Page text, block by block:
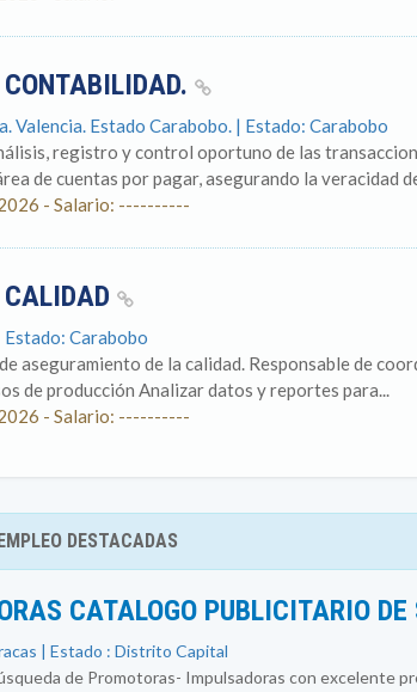
Valencia. Estado Carabobo. | Estado: Carabobo
registro y control oportuno de las
de cuentas por pagar, asegurando la veracidad
- Salario: ----------
Carabobo
aseguramiento de la calidad. Responsable de
de producción Analizar datos y reportes para...
- Salario: ----------
DESTACADAS
CATALOGO PUBLICITARIO
| Estado : Distrito Capital
de Promotoras- Impulsadoras con excelente